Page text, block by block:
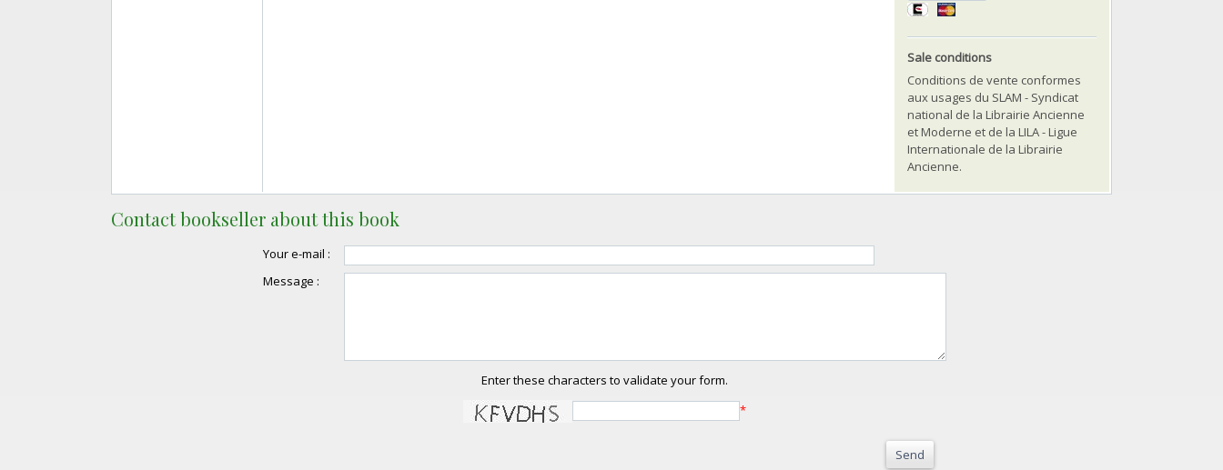
Sale conditions
Conditions de vente conformes
aux usages du SLAM - Syndicat
national de la Librairie Ancienne
et Moderne et de la LILA - Ligue
Internationale de la Librairie
Ancienne.
Contact bookseller about this book
Your e-mail :
Message :
Enter these characters to validate your form.
*
Send